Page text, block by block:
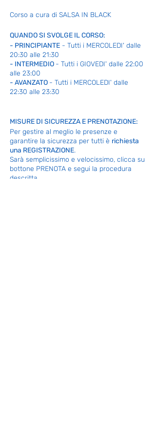
Corso a cura di SALSA IN BLACK
QUANDO SI SVOLGE IL CORSO:
- PRINCIPIANTE - Tutti i MERCOLEDI' dalle
20:30 alle 21:30
- INTERMEDIO - Tutti i GIOVEDI' dalle 22:00
alle 23:00
- AVANZATO - Tutti i MERCOLEDI' dalle
22:30 alle 23:30
MISURE DI SICUREZZA E PRENOTAZIONE:
Per gestire al meglio le presenze e
garantire la sicurezza per tutti è richiesta
una REGISTRAZIONE.
Sarà semplicissimo e velocissimo, clicca su
bottone PRENOTA e segui la procedura
descritta.